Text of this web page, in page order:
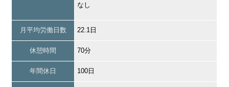
なし
月平均労働日数 22.1日
休憩時間 70分
年間休日 100日